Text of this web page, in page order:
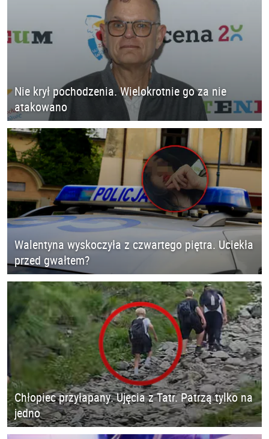
Nie krył pochodzenia. Wielokrotnie go za nie
atakowano
Walentyna wyskoczyła z czwartego piętra. Uciekła
przed gwałtem?
Chłopiec przyłapany. Ujęcia z Tatr. Patrzą tylko na
jedno